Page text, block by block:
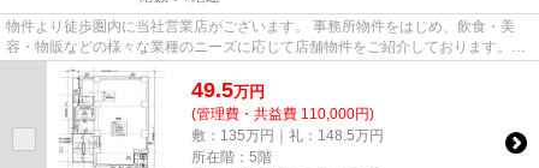
物件より徒歩圏内に当社営業店がございます。 事務所物件をはじめ、飲食・美
容・物販などの様々な業種のニーズに応じて店舗物件をご紹介しております。
尚、弊社ではおとり広告は一切...
49.5万円
(管理費・共益費 110,000円)
敷：135万円｜礼：148.5万円
所在階：5階